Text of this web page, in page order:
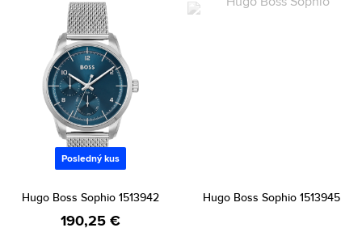
Posledný kus
Hugo Boss Sophio 1513942
190,25 €
Hugo Boss Sophio 1513945